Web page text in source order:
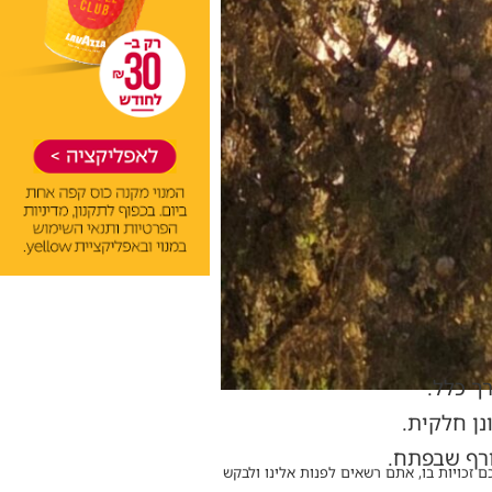
כלל.
חלקית.
שבפתח.
זכויות בו, אתם רשאים לפנות אלינו ולבקש